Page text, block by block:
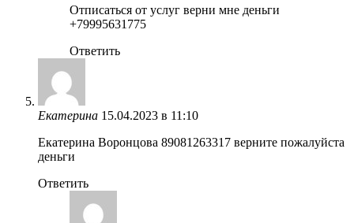
Отписаться от услуг верни мне деньги
+79995631775
Ответить
Екатерина 15.04.2023 в 11:10
Екатерина Воронцова 89081263317 верните пожалуйста
деньги
Ответить